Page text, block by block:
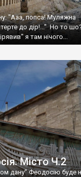
"Ааа, попса! Муляжна
до дір!..." Но то
я там нічого...
Місто Ч.2
дану" Феодосію буде